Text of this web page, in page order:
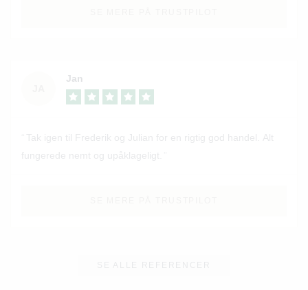
Jan
Tak igen til Frederik og Julian for en rigtig god handel. Alt
fungerede nemt og upåklageligt.